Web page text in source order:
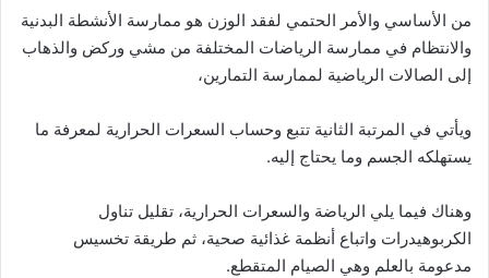
من الأساسي والأمر الحتمي لفقد الوزن هو ممارسة الأنشطة البدنية
والانتظام في ممارسة الرياضات المختلفة من مشي وركض والذهاب
إلى الصالات الرياضية لممارسة التمارين،
ويأتي في المرتبة الثانية تتبع وحساب السعرات الحرارية لمعرفة ما
يستهلكه الجسم وما يحتاج إليه.
وهناك فيما يلي الرياضة والسعرات الحرارية، تقليل تناول
الكربوهيدرات واتباع أنظمة غذائية صحية، ثم طريقة تخسيس
مدعومة بالعلم وهي الصيام المتقطع.